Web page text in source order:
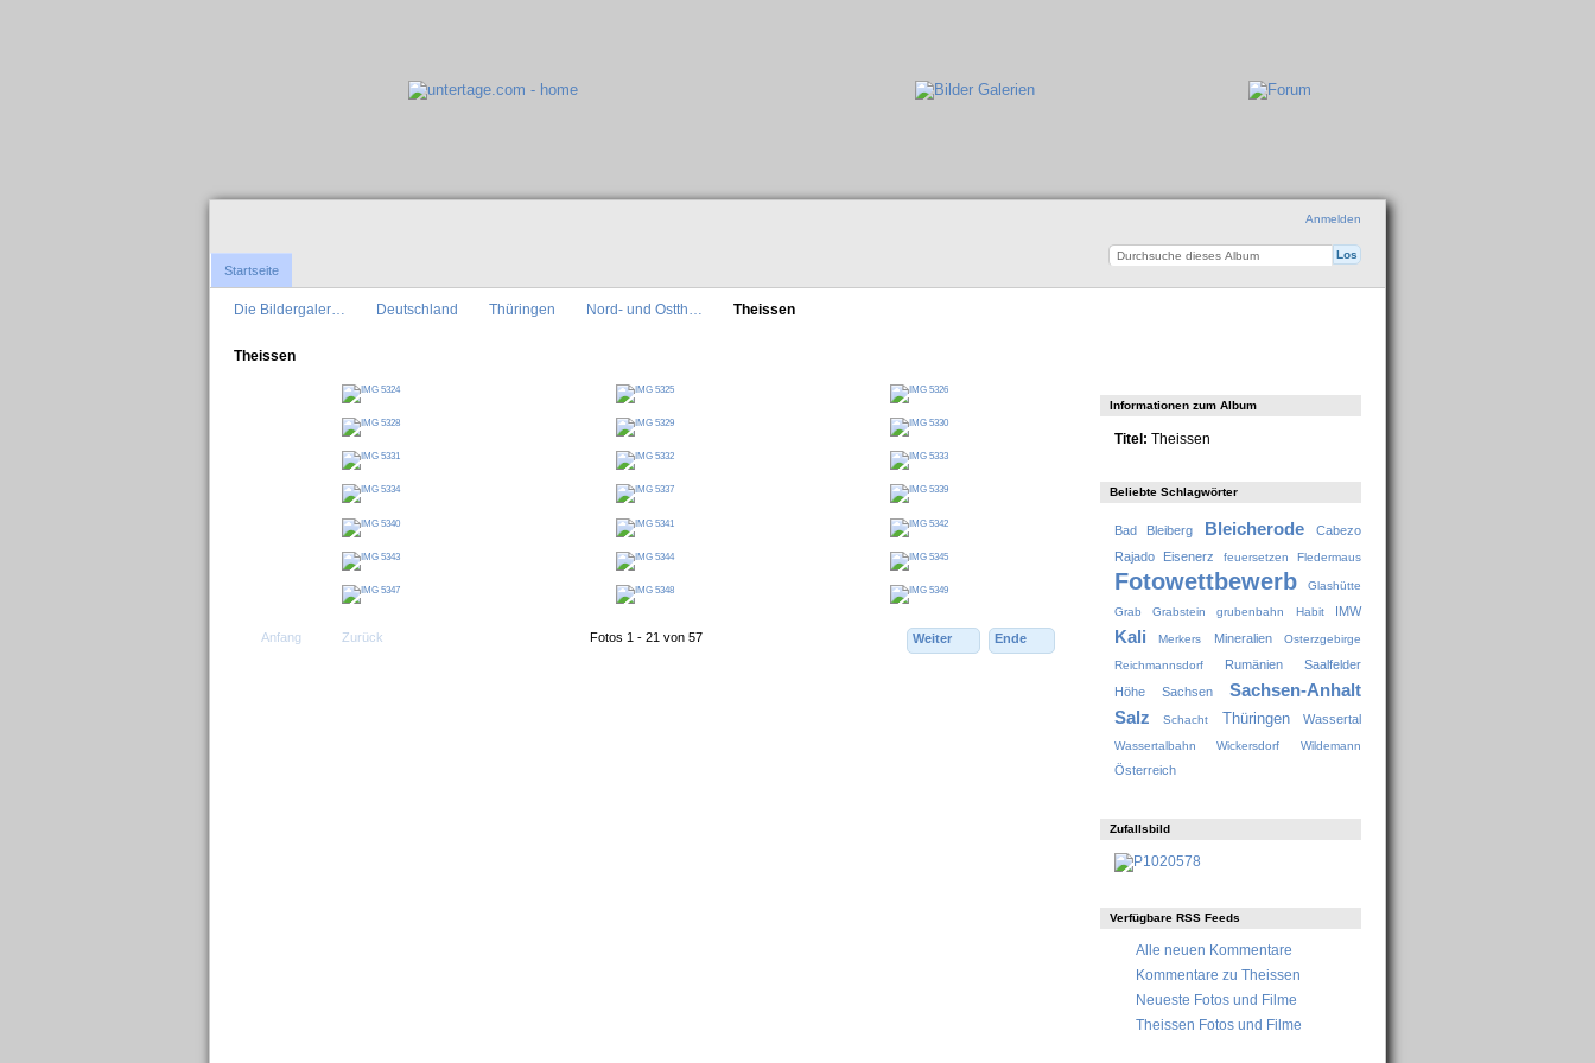
Anmelden
Startseite
Die Bildergaler… Deutschland Thüringen Nord- und Ostth… Theissen
Theissen
Anfang Zurück Fotos 1 - 21 von 57 Weiter Ende
Informationen zum Album
Titel: Theissen
Beliebte Schlagwörter
Bad Bleiberg Bleicherode
Cabezo
Rajado
Eisenerz feuersetzen Fledermaus
Fotowettbewerb
Glashütte
Grab
Grabstein grubenbahn Habit IMW
Kali Merkers Mineralien
Osterzgebirge
Reichmannsdorf
Rumänien
Saalfelder
Höhe
Sachsen
Sachsen-Anhalt
Salz
Schacht Thüringen Wassertal
Wassertalbahn Wickersdorf Wildemann
Österreich
Zufallsbild
Verfügbare RSS Feeds
Alle neuen Kommentare
Kommentare zu Theissen
Neueste Fotos und Filme
Theissen Fotos und Filme